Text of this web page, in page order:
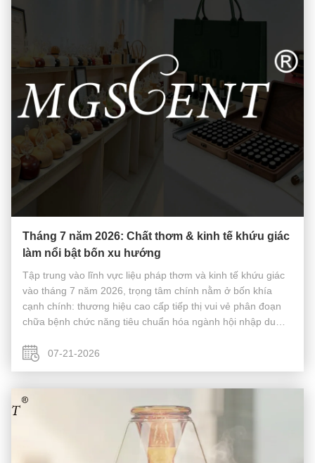
Tháng 7 năm 2026: Chất thơm & kinh tế khứu giác
làm nổi bật bốn xu hướng
Tập trung vào lĩnh vực liệu pháp thơm và kinh tế khứu giác
vào tháng 7 năm 2026, trọng tâm chính nằm ở bốn khía
cạnh chính: thương hiệu cao cấp tiếp thị vui vẻ phân đoạn
chữa bệnh chức năng tiêu chuẩn hóa ngành hội nhập du
"Mosquito Coils" ...
07-21-2026